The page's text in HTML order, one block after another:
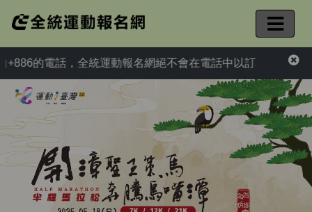
的電話，全統運動報名網絕不會在電話中以訂單異常為由